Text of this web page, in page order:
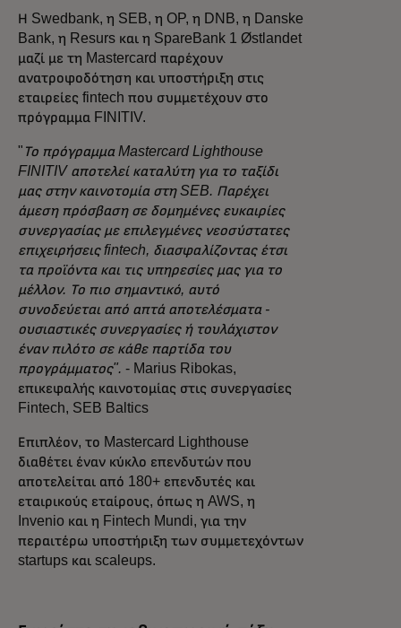
Η Swedbank, η SEB, η OP, η DNB, η Danske
Bank, η Resurs και η SpareBank 1 Østlandet
μαζί με τη Mastercard παρέχουν
ανατροφοδότηση και υποστήριξη στις
εταιρείες fintech που συμμετέχουν στο
πρόγραμμα FINITIV.
" Το πρόγραμμα Mastercard Lighthouse
FINITIV αποτελεί καταλύτη για το ταξίδι
μας στην καινοτομία στη SEB. Παρέχει
άμεση πρόσβαση σε δομημένες ευκαιρίες
συνεργασίας με επιλεγμένες νεοσύστατες
επιχειρήσεις fintech, διασφαλίζοντας έτσι
τα προϊόντα και τις υπηρεσίες μας για το
μέλλον. Το πιο σημαντικό, αυτό
συνοδεύεται από απτά αποτελέσματα -
ουσιαστικές συνεργασίες ή τουλάχιστον
έναν πιλότο σε κάθε παρτίδα του
προγράμματος". - Marius Ribokas,
επικεφαλής καινοτομίας στις συνεργασίες
Fintech, SEB Baltics
Επιπλέον, το Mastercard Lighthouse
διαθέτει έναν κύκλο επενδυτών που
αποτελείται από 180+ επενδυτές και
εταιρικούς εταίρους, όπως η AWS, η
Invenio και η Fintech Mundi, για την
περαιτέρω υποστήριξη των συμμετεχόντων
startups και scaleups.